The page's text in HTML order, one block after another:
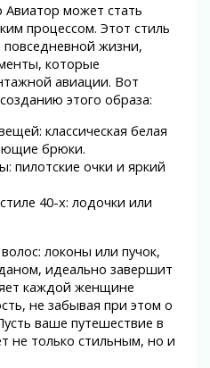
Авиатор может стать
процессом. Этот стиль
жизни,
которые
авиации. Вот
этого образа:
классическая белая
брюки.
пилотские очки и яркий
40-х: лодочки или
локоны или пучок,
идеально завершит
каждой женщине
не забывая при этом о
ваше путешествие в
не только стильным, но и